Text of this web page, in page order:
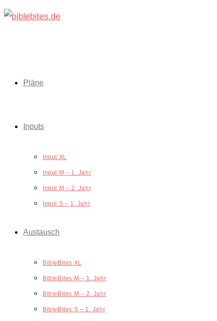
Zum
Pläne
Inputs
Input XL
Input M – 1. Jahr
Input M – 2. Jahr
Input S – 1. Jahr
Austausch
BibleBites XL
BibleBites M – 1. Jahr
BibleBites M – 2. Jahr
BibleBites S – 1. Jahr